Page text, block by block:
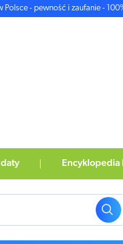
Polsce - pewność i zaufanie -
Encyklopedia